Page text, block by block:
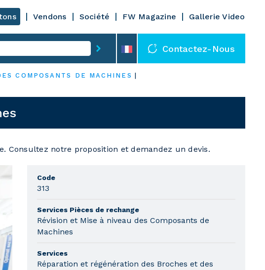
Vendons Société FW Magazine Gallerie Video
Contactez-Nous
COMPOSANTS DE MACHINES
Consultez notre proposition et demandez un devis.
Code
313
Services Pièces de rechange
Révision et Mise à niveau des Composants de
Machines
Services
Réparation et régénération des Broches et des